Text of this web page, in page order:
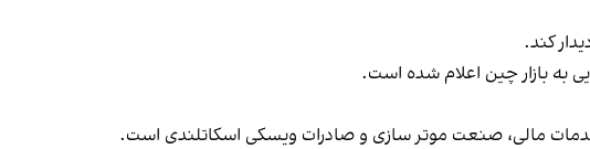
کند.
بازار چین اعلام شده است.
مالی، صنعت موتر سازی و صادرات ویسکی اسکاتلندی است.